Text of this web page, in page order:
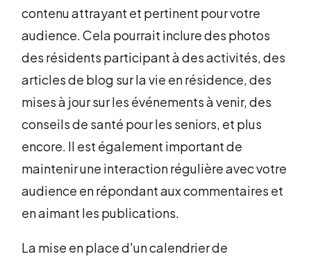
contenu attrayant et pertinent pour votre
audience. Cela pourrait inclure des photos
des résidents participant à des activités, des
articles de blog sur la vie en résidence, des
mises à jour sur les événements à venir, des
conseils de santé pour les seniors, et plus
encore. Il est également important de
maintenir une interaction régulière avec votre
audience en répondant aux commentaires et
en aimant les publications.
La mise en place d'un calendrier de